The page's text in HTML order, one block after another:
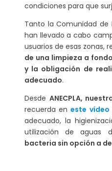
condiciones para que
Tanto la Comunidad de
han llevado a cabo
usuarios de esas zonas,
de una limpieza a
y la obligación de
adecuado.
Desde ANECPLA,
recuerda eneste vídeo
adecuado, la
utilización de aguas
bacteria sin opción a